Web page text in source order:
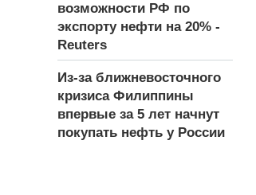
возможности РФ по
экспорту нефти на 20% -
Reuters
Из-за ближневосточного
кризиса Филиппины
впервые за 5 лет начнут
покупать нефть у России